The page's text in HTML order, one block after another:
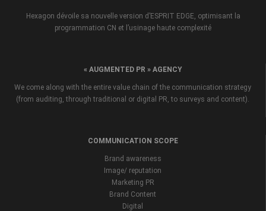
Hexagon dévoile sa nouvelle version d’ESPRIT EDGE, optimisant la
programmation CN et l’usinage haute complexité
« AUGMENTED PR » AGENCY
We come along with the entire value chain of the communication strategy
(from auditing, through traditional or digital PR, to surveys and content).
COMMUNICATION SCOPE
Brand awareness
Image/ reputation
Marketing PR
Brand Content
Digital